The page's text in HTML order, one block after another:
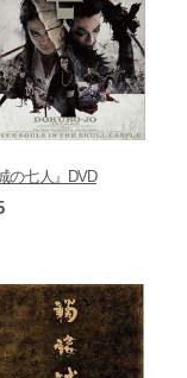
の七人』DVD